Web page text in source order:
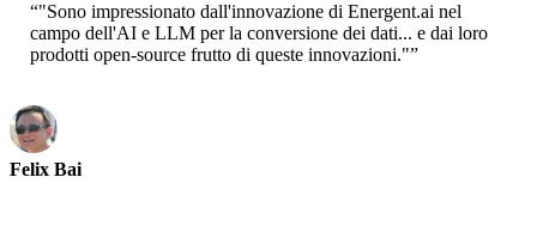
“"Sono impressionato dall'innovazione di Energent.ai nel
campo dell'AI e LLM per la conversione dei dati... e dai loro
prodotti open-source frutto di queste innovazioni."”
Felix Bai